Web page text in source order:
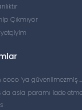
Çıkmıyor
‘ya güvenilmezmiş
asla paramı iade